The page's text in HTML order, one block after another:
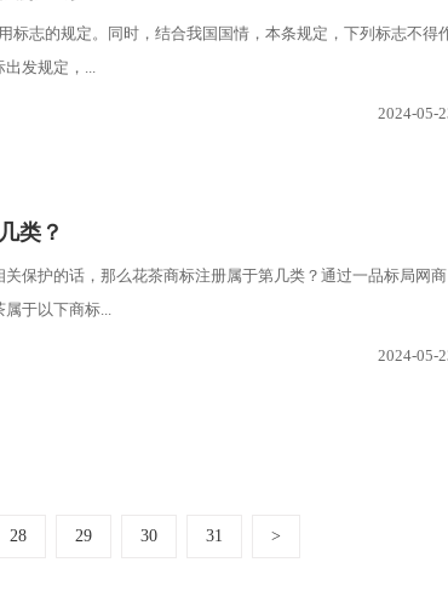
标志的规定。同时，结合我国国情，本条规定，下列标志不得
出发规定，...
2024-05-
类？
保护的话，那么花茶商标注册属于第几类？通过一品标局网商
于以下商标...
2024-05-
28 29 30 31 >